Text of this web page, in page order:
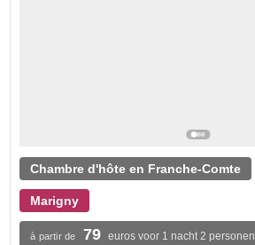
Chambre d'hôte en Franche-Comte
Marigny
à partir de 79 euros voor 1 nacht 2 personen